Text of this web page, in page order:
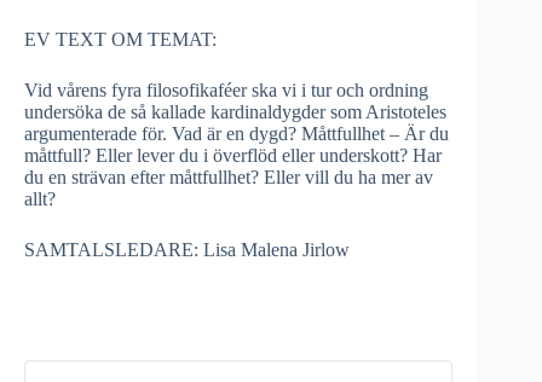
EV TEXT OM TEMAT:
Vid vårens fyra filosofikaféer ska vi i tur och ordning
undersöka de så kallade kardinaldygder som Aristoteles
argumenterade för. Vad är en dygd? Måttfullhet – Är du
måttfull? Eller lever du i överflöd eller underskott? Har
du en strävan efter måttfullhet? Eller vill du ha mer av
allt?
SAMTALSLEDARE: Lisa Malena Jirlow